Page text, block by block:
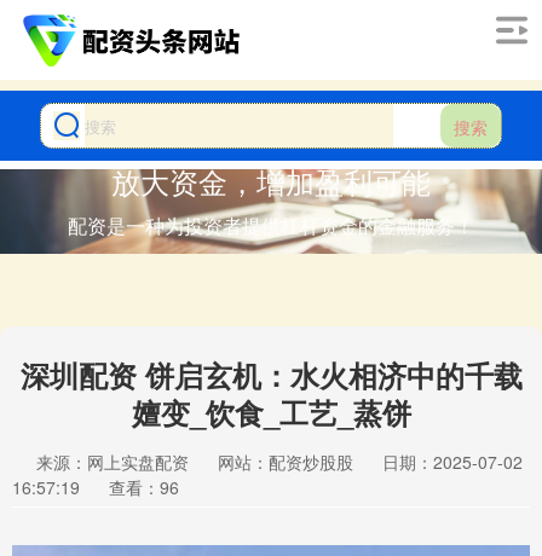
搜索
放大资金，增加盈利可能
配资是一种为投资者提供杠杆资金的金融服务！
深圳配资 饼启玄机：水火相济中的千载
嬗变_饮食_工艺_蒸饼
来源：网上实盘配资 网站：配资炒股股
日期：2025-07-02
16:57:19
查看：96